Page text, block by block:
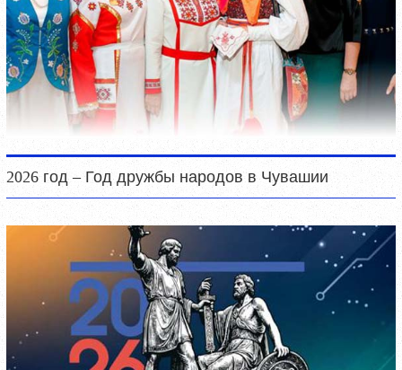
2026 год – Год дружбы народов в Чувашии